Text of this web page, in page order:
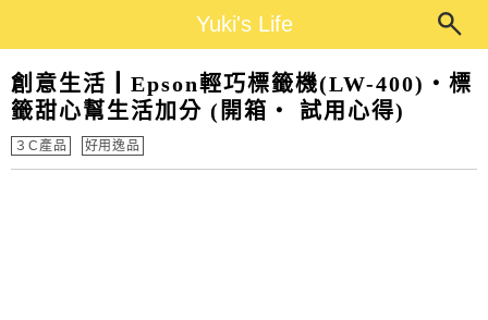
Yuki's Life
創意生活┃Epson輕巧標籤機(LW-400)‧標
籤甜心幫生活加分 (開箱‧ 試用心得)
３C產品 好用逸品